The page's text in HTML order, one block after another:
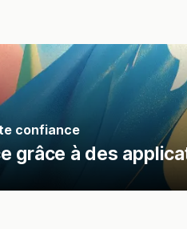
confiance
grâce à des